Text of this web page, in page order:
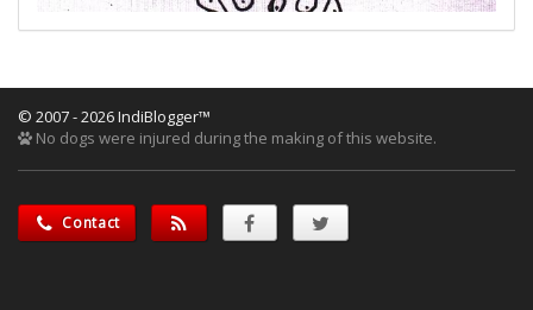
© 2007 - 2026 IndiBlogger™
No dogs were injured during the making of this website.
Contact